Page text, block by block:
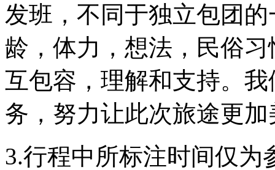
发班，不同于独立包团
龄，体力，想法，民俗
互包容，理解和支持。
务，努力让此次旅途更
3.行程中所标注时间仅